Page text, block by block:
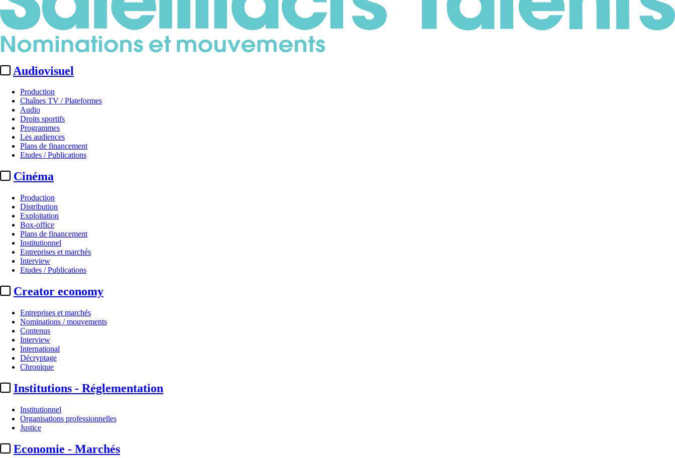
Audiovisuel
Production
Chaînes TV / Plateformes
Audio
Droits sportifs
Programmes
Les audiences
Plans de financement
Etudes / Publications
Cinéma
Production
Distribution
Exploitation
Box-office
Plans de financement
Institutionnel
Entreprises et marchés
Interview
Etudes / Publications
Creator economy
Entreprises et marchés
Nominations / mouvements
Contenus
Interview
International
Décryptage
Chronique
Institutions - Réglementation
Institutionnel
Organisations professionnelles
Justice
Economie - Marchés
Chaînes TV / Plateformes
Canal+ :
Par
EM avec AFP